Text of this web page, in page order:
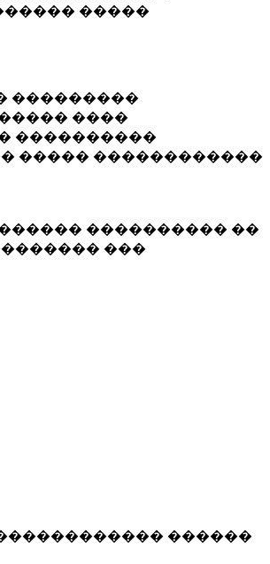
�����
���������
����
����������
����� ������������
���������� ��
���
������